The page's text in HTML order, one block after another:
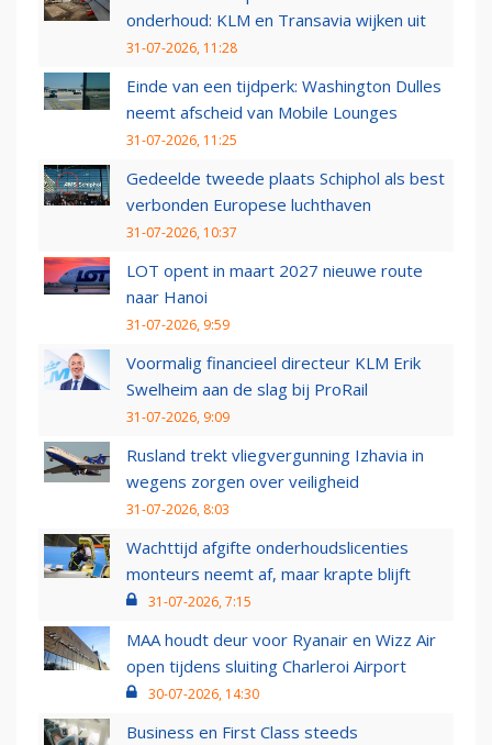
onderhoud: KLM en Transavia wijken uit
31-07-2026, 11:28
Einde van een tijdperk: Washington Dulles
neemt afscheid van Mobile Lounges
31-07-2026, 11:25
Gedeelde tweede plaats Schiphol als best
verbonden Europese luchthaven
31-07-2026, 10:37
LOT opent in maart 2027 nieuwe route
naar Hanoi
31-07-2026, 9:59
Voormalig financieel directeur KLM Erik
Swelheim aan de slag bij ProRail
31-07-2026, 9:09
Rusland trekt vliegvergunning Izhavia in
wegens zorgen over veiligheid
31-07-2026, 8:03
Wachttijd afgifte onderhoudslicenties
monteurs neemt af, maar krapte blijft
31-07-2026, 7:15
MAA houdt deur voor Ryanair en Wizz Air
open tijdens sluiting Charleroi Airport
30-07-2026, 14:30
Business en First Class steeds